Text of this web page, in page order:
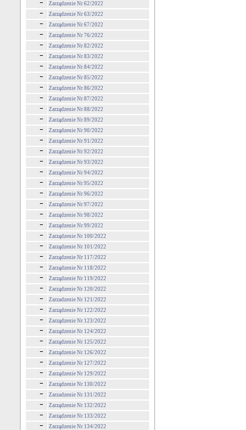
Zarządzenie Nr 62/2022
Zarządzenie Nr 63/2022
Zarządzenie Nr 67/2022
Zarządzenie Nr 76/2022
Zarządzenie Nr 82/2022
Zarządzenie Nr 83/2022
Zarządzenie Nr 84/2022
Zarządzenie Nr 85/2022
Zarządzenie Nr 86/2022
Zarządzenie Nr 87/2022
Zarządzenie Nr 88/2022
Zarządzenie Nr 89/2022
Zarządzenie Nr 90/2022
Zarządzenie Nr 91/2022
Zarządzenie Nr 92/2022
Zarządzenie Nr 93/2022
Zarządzenie Nr 94/2022
Zarządzenie Nr 95/2022
Zarządzenie Nr 96/2022
Zarządzenie Nr 97/2022
Zarządzenie Nr 98/2022
Zarządzenie Nr 99/2022
Zarządzenie Nr 100/2022
Zarządzenie Nr 101/2022
Zarządzenie Nr 117/2022
Zarządzenie Nr 118/2022
Zarządzenie Nr 119/2022
Zarządzenie Nr 120/2022
Zarzadzenie Nr 121/2022
Zarządzenie Nr 122/2022
Zarządzenie Nr 123/2022
Zarządzenie Nr 124/2022
Zarządzenie Nr 125/2022
Zarządzenie Nr 126/2022
Zarządzenie Nr 127/2022
Zarządzenie Nr 129/2022
Zarządzenie Nr 130/2022
Zarzadzenie Nr 131/2022
Zarządzenie Nr 132/2022
Zarządzenie Nr 133/2022
Zarządzenie Nr 134/2022